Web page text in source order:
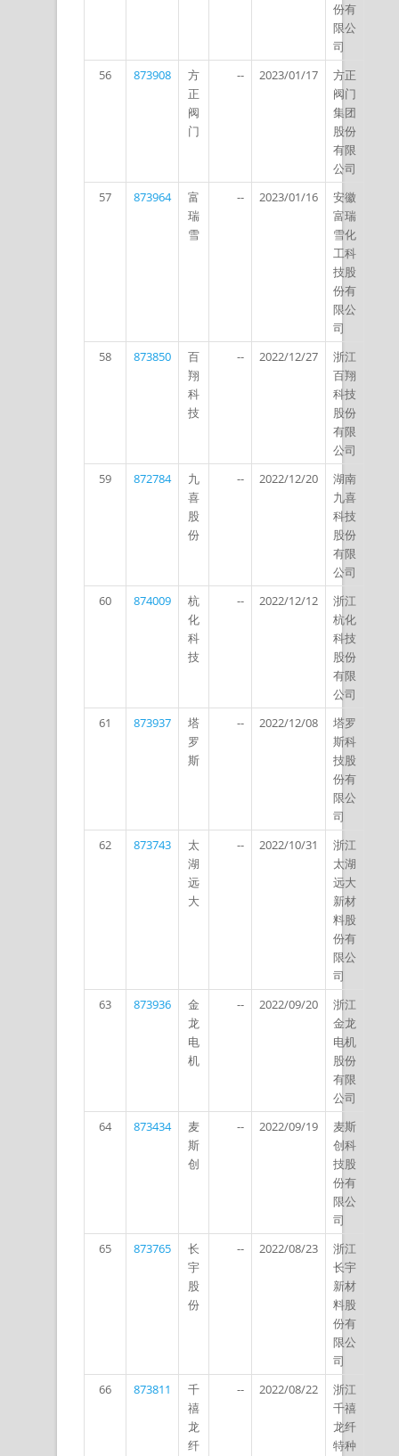
份有
限公
司
56
873908
方
正
阀
门
-- 2023/01/17
方正
阀门
集团
股份
有限
公司
57
873964
富
瑞
雪
-- 2023/01/16
安徽
富瑞
雪化
工科
技股
份有
限公
司
58
873850
百
翔
科
技
-- 2022/12/27
浙江
百翔
科技
股份
有限
公司
59
872784
九
喜
股
份
-- 2022/12/20
湖南
九喜
科技
股份
有限
公司
60
874009
杭
化
科
技
-- 2022/12/12
浙江
杭化
科技
股份
有限
公司
61
873937
塔
罗
斯
-- 2022/12/08
塔罗
斯科
技股
份有
限公
司
62
873743
太
湖
远
大
-- 2022/10/31
浙江
太湖
远大
新材
料股
份有
限公
司
63
873936
金
龙
电
机
-- 2022/09/20
浙江
金龙
电机
股份
有限
公司
64
873434
麦
斯
创
-- 2022/09/19
麦斯
创科
技股
份有
限公
司
65
873765
长
宇
股
份
-- 2022/08/23
浙江
长宇
新材
料股
份有
限公
司
66
873811
千
禧
龙
纤
-- 2022/08/22
浙江
千禧
龙纤
特种